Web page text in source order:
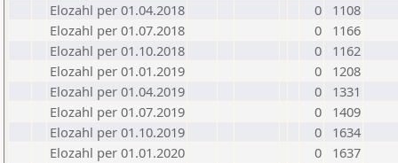
Elozahl per 01.04.2018
0
1108
Elozahl per 01.07.2018
0
1166
Elozahl per 01.10.2018
0
1162
Elozahl per 01.01.2019
0
1208
Elozahl per 01.04.2019
0
1331
Elozahl per 01.07.2019
0
1409
Elozahl per 01.10.2019
0
1634
Elozahl per 01.01.2020
0
1637